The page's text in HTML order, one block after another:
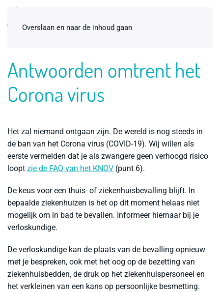
Badbevallingspakket
thuisbevalling Premium 1-pers.
98,00 + ADD
heeft
optie
worden
Overslaan en naar de inhoud gaan
Antwoorden omtrent het
Corona virus
Het zal niemand ontgaan zijn. De wereld is nog steeds in
de ban van het Corona virus (COVID-19). Wij willen als
eerste vermelden dat je als zwangere geen verhoogd risico
loopt zie de FAQ van het KNOV (punt 6).
De keus voor een thuis- of ziekenhuisbevalling blijft. In
bepaalde ziekenhuizen is het op dit moment helaas niet
mogelijk om in bad te bevallen. Informeer hiernaar bij je
verloskundige.
De verloskundige kan de plaats van de bevalling opnieuw
met je bespreken, ook met het oog op de bezetting van
ziekenhuisbedden, de druk op het ziekenhuispersoneel en
het verkleinen van een kans op persoonlijke besmetting.